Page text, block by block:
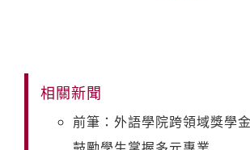
相關新聞
前筆：外語學院跨領域獎學